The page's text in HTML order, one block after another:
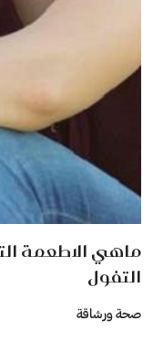
ماهي الاطعمة
التفول
صحة ورشاقة